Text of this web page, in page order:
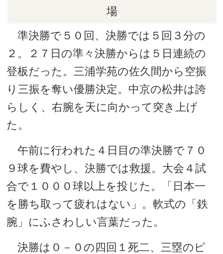
場
準決勝で５０回、決勝では５回３分の
２。２７日の準々決勝からは５日連続の
登板だった。三浦学苑の佐久間から空振
り三振を奪い優勝決定。中京の松井は誇
らしく、右腕を天に向かって突き上げ
た。
午前に行われた４日目の準決勝で７０
９球を費やし、決勝では救援。大会４試
合で１０００球以上を投じた。「日本一
を勝ち取って疲れはない」。軟式の「鉄
腕」にふさわしい言葉だった。
決勝は０－０の四回１死二、三塁のピ